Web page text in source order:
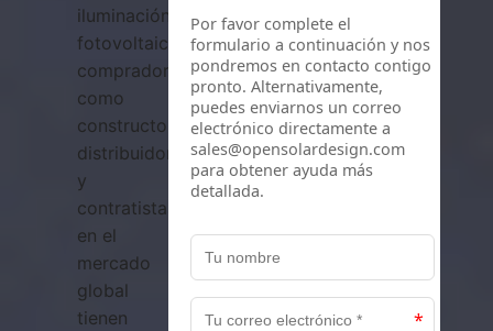
iluminación
fotovoltaica,
compradores
como
constructores,
distribuidores
y
contratistas
en el
mercado
global
tienen